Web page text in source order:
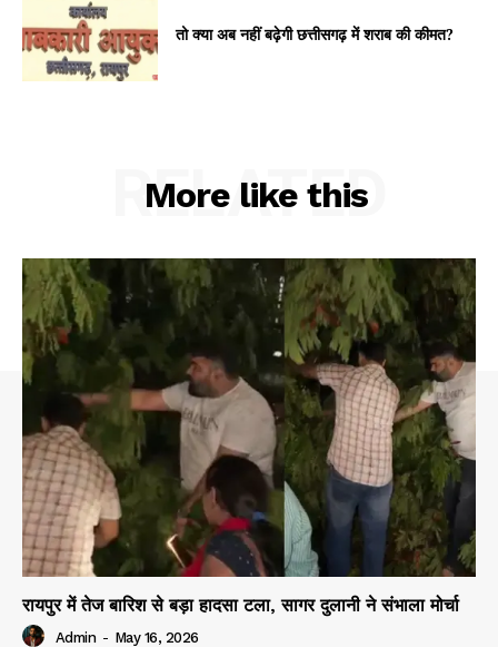
तो क्या अब नहीं बढ़ेगी छत्तीसगढ़ में शराब की कीमत?
More like this
RELATED
रायपुर में तेज बारिश से बड़ा हादसा टला, सागर दुलानी ने संभाला मोर्चा
Admin - May 16, 2026